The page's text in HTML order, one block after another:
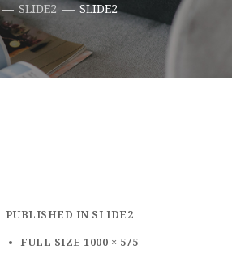
SLIDE2 SLIDE2
PUBLISHED IN SLIDE2
FULL SIZE 1000 × 575